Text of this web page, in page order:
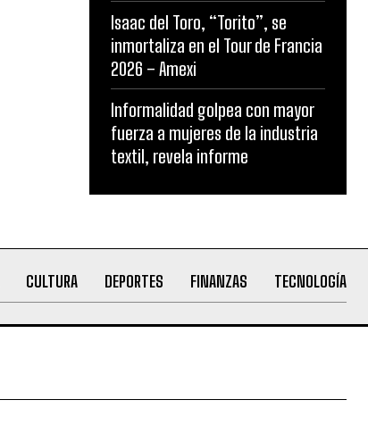
Isaac del Toro, “Torito”, se
inmortaliza en el Tour de Francia
2026 – Amexi
Informalidad golpea con mayor
fuerza a mujeres de la industria
textil, revela informe
CULTURA DEPORTES FINANZAS TECNOLOGÍA